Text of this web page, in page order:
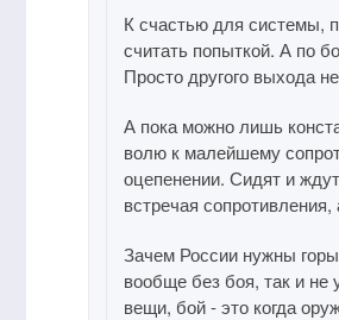
К счастью для системы,
считать попыткой. А по
Просто другого выхода
А пока можно лишь
волю к малейшему
оцепенении. Сидят и
встречая
Зачем России нужны
вообще без боя, так и не
вещи, бой - это когда